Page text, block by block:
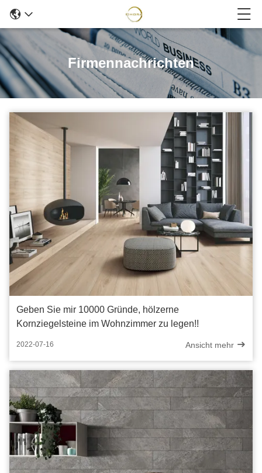
Firmennachrichten
Geben Sie mir 10000 Gründe, hölzerne
Kornziegelsteine im Wohnzimmer zu legen!!
2022-07-16 Ansicht mehr